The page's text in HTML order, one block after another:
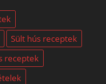
Sült hús receptek
receptek